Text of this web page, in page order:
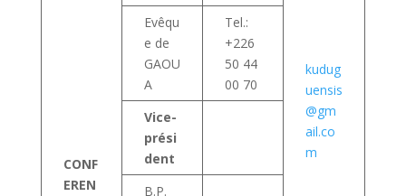
CONF
EREN
kudug
uensis
@gm
ail.co
m
Evêqu
e de
GAOU
A
Tel.:
+226
50 44
00 70
Vice-
prési
dent
B.P.